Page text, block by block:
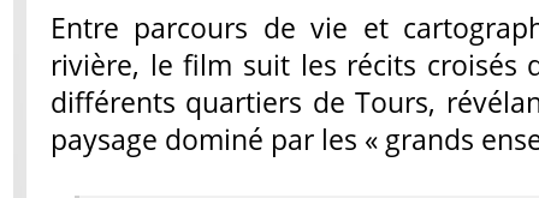
Entre parcours de vie et
rivière, le film suit les récits croisés
différents quartiers de Tours,
paysage dominé par les « grands